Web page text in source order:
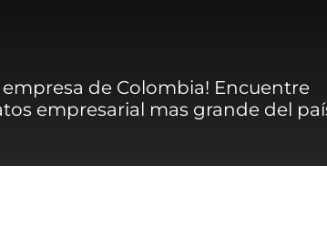
de Colombia! Encuentre
empresarial mas grande del